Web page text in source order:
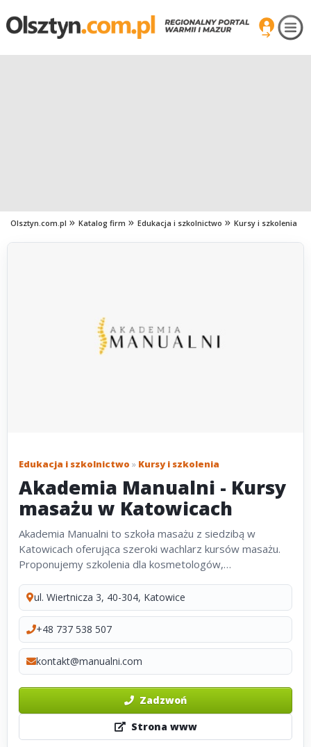
Olsztyn.com.pl Katalog firm Edukacja i szkolnictwo Kursy i szkolenia
Edukacja i szkolnictwo » Kursy i szkolenia
Akademia Manualni - Kursy
masażu w Katowicach
Akademia Manualni to szkoła masażu z siedzibą w
Katowicach oferująca szeroki wachlarz kursów masażu.
Proponujemy szkolenia dla kosmetologów,
pierwsze kroki w zawodzie. W ofercie...
ul. Wiertnicza 3, 40-304, Katowice
+48 737 538 507
kontakt@manualni.com
Zadzwoń
Strona www